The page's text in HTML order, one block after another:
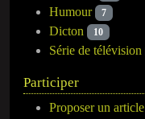
Humour 7
Dicton 10
Série de télévision
Participer
Proposer un article